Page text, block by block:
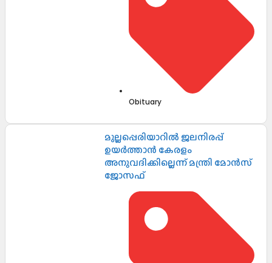
Obituary
മുല്ലപ്പെരിയാറിൽ ജലനിരപ്പ്
ഉയർത്താൻ കേരളം
അനുവദിക്കില്ലെന്ന് മന്ത്രി മോൻസ്
ജോസഫ്